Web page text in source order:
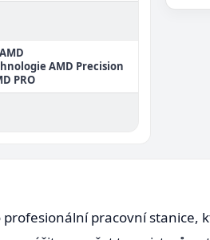
AMD Precision
PRO
pracovní stanice,